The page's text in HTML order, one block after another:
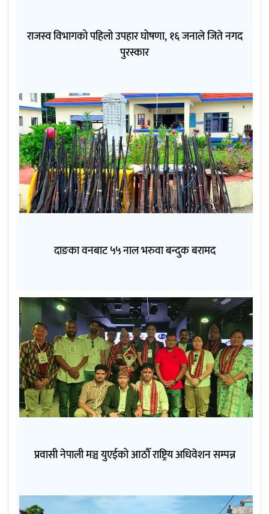
राजस्व विभागको पहिलो उपहार घोषणा, १६ जनाले जिते नगद
पुरस्कार
दाङका वनबाट ५५ नाल भरुवा बन्दुक बरामद
प्रवासी नेपाली मञ्च युएईको आठौँ राष्ट्रिय अधिवेशन सम्पन्न